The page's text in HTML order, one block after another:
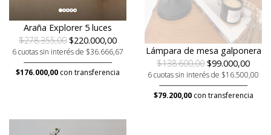
Araña Explorer 5 luces
$278.355,00 $220.000,00
6 cuotas sin interés de $36.666,67
$176.000,00 con transferencia
Lámpara de mesa galponera
$138.600,00 $99.000,00
6 cuotas sin interés de $16.500,00
$79.200,00con transferencia